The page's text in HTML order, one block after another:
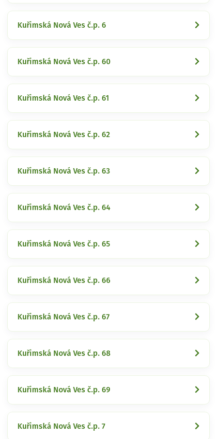
Kuřimská Nová Ves č.p. 6
Kuřimská Nová Ves č.p. 60
Kuřimská Nová Ves č.p. 61
Kuřimská Nová Ves č.p. 62
Kuřimská Nová Ves č.p. 63
Kuřimská Nová Ves č.p. 64
Kuřimská Nová Ves č.p. 65
Kuřimská Nová Ves č.p. 66
Kuřimská Nová Ves č.p. 67
Kuřimská Nová Ves č.p. 68
Kuřimská Nová Ves č.p. 69
Kuřimská Nová Ves č.p. 7